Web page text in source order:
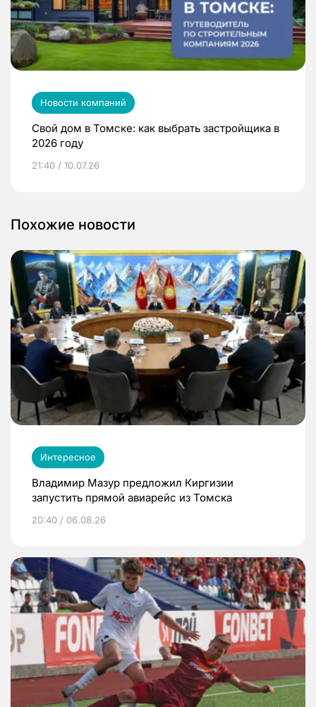
Новости компаний
Свой дом в Томске: как выбрать застройщика в
2026 году
21:40 / 10.07.26
Похожие новости
Интересное
Владимир Мазур предложил Киргизии
запустить прямой авиарейс из Томска
20:40 / 06.08.26